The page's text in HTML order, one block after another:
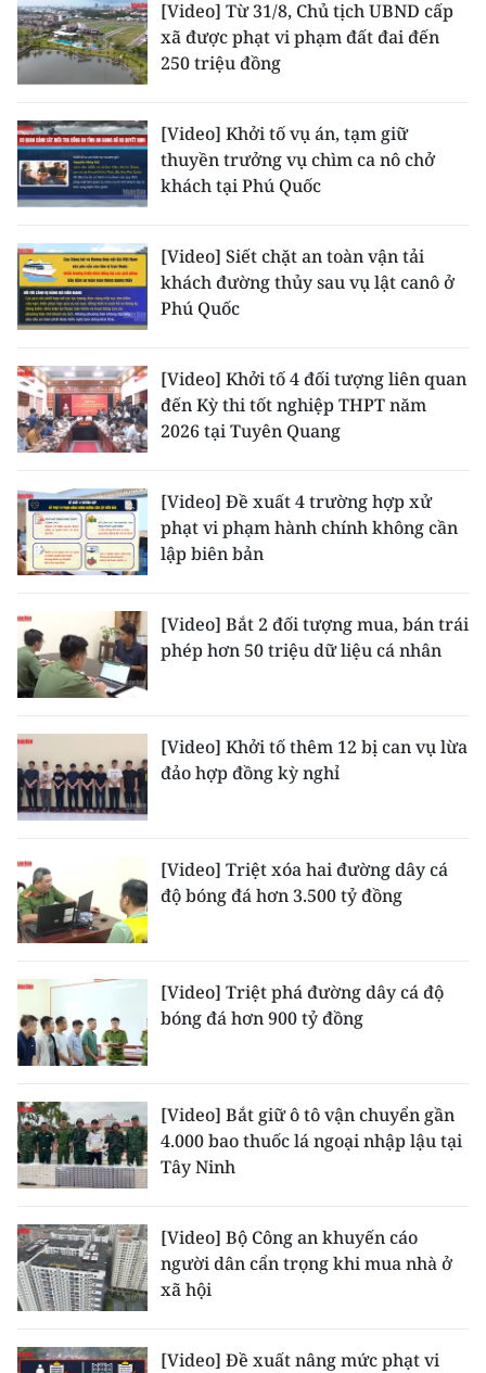
ENGLISH
中文
FRANÇAIS
РУССКИЙ
한국어
[Video] Từ 31/8, Chủ tịch UBND cấp
xã được phạt vi phạm đất đai đến
250 triệu đồng
[Video] Khởi tố vụ án, tạm giữ
thuyền trưởng vụ chìm ca nô chở
khách tại Phú Quốc
[Video] Siết chặt an toàn vận tải
khách đường thủy sau vụ lật canô ở
Phú Quốc
[Video] Khởi tố 4 đối tượng liên quan
đến Kỳ thi tốt nghiệp THPT năm
2026 tại Tuyên Quang
[Video] Đề xuất 4 trường hợp xử
phạt vi phạm hành chính không cần
lập biên bản
[Video] Bắt 2 đối tượng mua, bán trái
phép hơn 50 triệu dữ liệu cá nhân
[Video] Khởi tố thêm 12 bị can vụ lừa
đảo hợp đồng kỳ nghỉ
[Video] Triệt xóa hai đường dây cá
độ bóng đá hơn 3.500 tỷ đồng
[Video] Triệt phá đường dây cá độ
bóng đá hơn 900 tỷ đồng
[Video] Bắt giữ ô tô vận chuyển gần
4.000 bao thuốc lá ngoại nhập lậu tại
Tây Ninh
[Video] Bộ Công an khuyến cáo
người dân cẩn trọng khi mua nhà ở
xã hội
[Video] Đề xuất nâng mức phạt vi